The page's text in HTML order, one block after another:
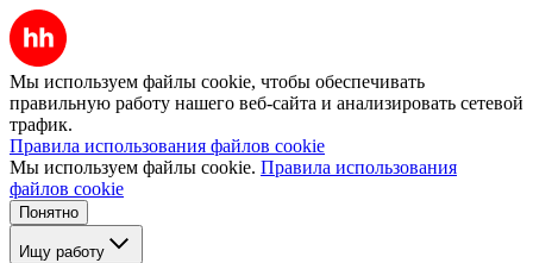
Мы используем файлы cookie, чтобы обеспечивать
правильную работу нашего веб-сайта и анализировать сетевой
трафик.
Правила использования файлов cookie
Мы используем файлы cookie. Правила использования
файлов cookie
Понятно
Ищу работу